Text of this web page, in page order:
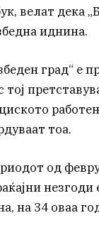
велат дека
иднина.
град“ е
тој
тоа.
од
на 34 оваа